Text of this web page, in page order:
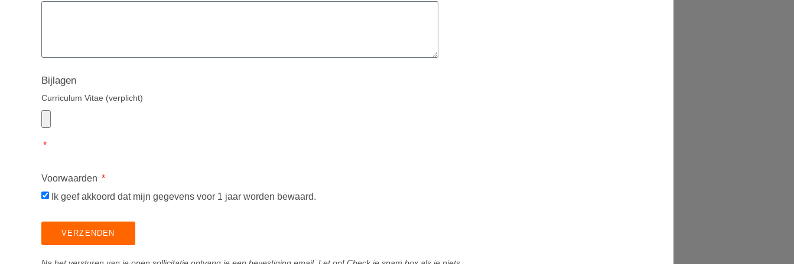
Bijlagen
Curriculum Vitae (verplicht)
Voorwaarden
Ik geef akkoord dat mijn gegevens voor 1 jaar worden bewaard.
VERZENDEN